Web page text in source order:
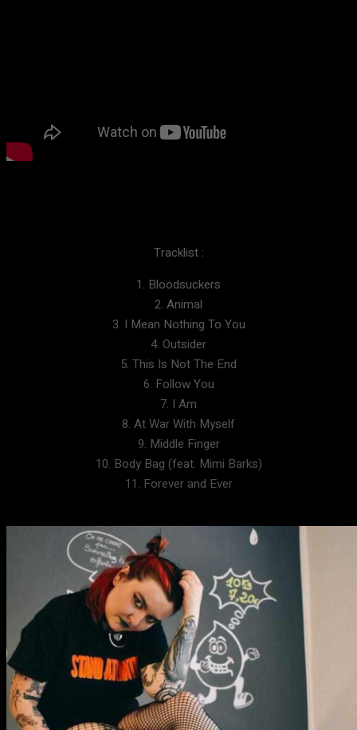
Tracklist :
1. Bloodsuckers
2. Animal
3. I Mean Nothing To You
4. Outsider
5. This Is Not The End
6. Follow You
7. I Am
8. At War With Myself
9. Middle Finger
10. Body Bag (feat. Mimi Barks)
11. Forever and Ever